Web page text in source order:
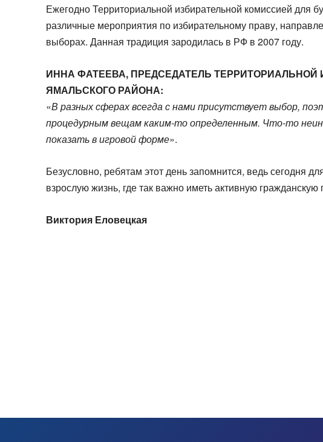
Ежегодно Территориальной избирательной комиссией для
различные мероприятия по избирательному праву,
выборах. Данная традиция зародилась в РФ в 2007 году.
ИННА ФАТЕЕВА, ПРЕДСЕДАТЕЛЬ
ЯМАЛЬСКОГО РАЙОНА:
«В разных сферах всегда с нами присутствует выбор,
процедурным вещам каким-то определенным. Что-то
показать в игровой форме».
Безусловно, ребятам этот день запомнится, ведь сегодня
взрослую жизнь, где так важно иметь активную гражданскую
Виктория Еловецкая